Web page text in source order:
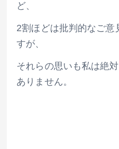
ど、
2割ほどは批判的なご意
すが、
それらの思いも私は絶
ありません。